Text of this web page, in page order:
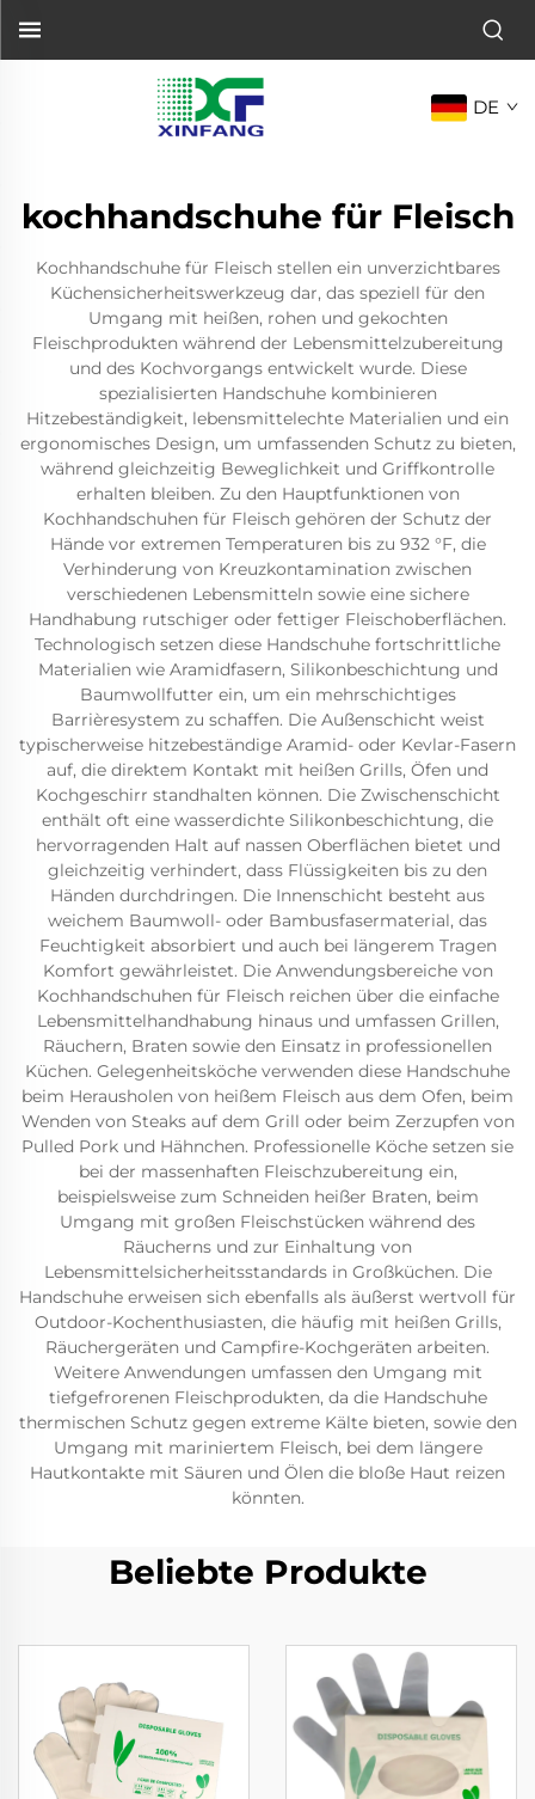
DE
kochhandschuhe für Fleisch
Kochhandschuhe für Fleisch stellen ein unverzichtbares
Küchensicherheitswerkzeug dar, das speziell für den
Umgang mit heißen, rohen und gekochten
Fleischprodukten während der Lebensmittelzubereitung
und des Kochvorgangs entwickelt wurde. Diese
spezialisierten Handschuhe kombinieren
Hitzebeständigkeit, lebensmittelechte Materialien und ein
ergonomisches Design, um umfassenden Schutz zu bieten,
während gleichzeitig Beweglichkeit und Griffkontrolle
erhalten bleiben. Zu den Hauptfunktionen von
Kochhandschuhen für Fleisch gehören der Schutz der
Hände vor extremen Temperaturen bis zu 932 °F, die
Verhinderung von Kreuzkontamination zwischen
verschiedenen Lebensmitteln sowie eine sichere
Handhabung rutschiger oder fettiger Fleischoberflächen.
Technologisch setzen diese Handschuhe fortschrittliche
Materialien wie Aramidfasern, Silikonbeschichtung und
Baumwollfutter ein, um ein mehrschichtiges
Barrièresystem zu schaffen. Die Außenschicht weist
typischerweise hitzebeständige Aramid- oder Kevlar-Fasern
auf, die direktem Kontakt mit heißen Grills, Öfen und
Kochgeschirr standhalten können. Die Zwischenschicht
enthält oft eine wasserdichte Silikonbeschichtung, die
hervorragenden Halt auf nassen Oberflächen bietet und
gleichzeitig verhindert, dass Flüssigkeiten bis zu den
Händen durchdringen. Die Innenschicht besteht aus
weichem Baumwoll- oder Bambusfasermaterial, das
Feuchtigkeit absorbiert und auch bei längerem Tragen
Komfort gewährleistet. Die Anwendungsbereiche von
Kochhandschuhen für Fleisch reichen über die einfache
Lebensmittelhandhabung hinaus und umfassen Grillen,
Räuchern, Braten sowie den Einsatz in professionellen
Küchen. Gelegenheitsköche verwenden diese Handschuhe
beim Herausholen von heißem Fleisch aus dem Ofen, beim
Wenden von Steaks auf dem Grill oder beim Zerzupfen von
Pulled Pork und Hähnchen. Professionelle Köche setzen sie
bei der massenhaften Fleischzubereitung ein,
beispielsweise zum Schneiden heißer Braten, beim
Umgang mit großen Fleischstücken während des
Räucherns und zur Einhaltung von
Lebensmittelsicherheitsstandards in Großküchen. Die
Handschuhe erweisen sich ebenfalls als äußerst wertvoll für
Outdoor-Kochenthusiasten, die häufig mit heißen Grills,
Räuchergeräten und Campfire-Kochgeräten arbeiten.
Weitere Anwendungen umfassen den Umgang mit
tiefgefrorenen Fleischprodukten, da die Handschuhe
thermischen Schutz gegen extreme Kälte bieten, sowie den
Umgang mit mariniertem Fleisch, bei dem längere
Hautkontakte mit Säuren und Ölen die bloße Haut reizen
könnten.
Beliebte Produkte